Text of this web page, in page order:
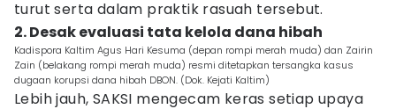
turut serta dalam praktik rasuah tersebut.
2. Desak evaluasi tata kelola dana hibah
Kadispora Kaltim Agus Hari Kesuma (depan rompi merah muda) dan Zairin
Zain (belakang rompi merah muda) resmi ditetapkan tersangka kasus
dugaan korupsi dana hibah DBON. (Dok. Kejati Kaltim)
Lebih jauh, SAKSI mengecam keras setiap upaya